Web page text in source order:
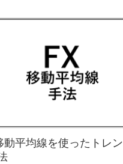
動平均線を使ったトレ